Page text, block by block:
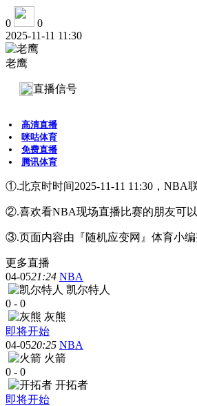
0
0
2025-11-11 11:30
老鹰
直播信号
高清直播
咪咕体育
免费直播
腾讯体育
①.北京时时间2025-11-11 11:30，NBA
②.喜欢看NBA现场直播比赛的朋友可
③.页面内容由『随机应变网』体育小编
更多直播
04-0521:24 NBA
凯尔特人
0 - 0
灰熊
即将开始
04-0520:25 NBA
火箭
0 - 0
开拓者
即将开始